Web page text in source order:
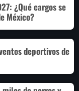
¿Qué cargos se
México?
deportivos de